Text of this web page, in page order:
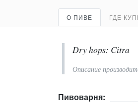
О ПИВЕ ГДЕ
Dry hops: Citra
Описание
Пивоварня: